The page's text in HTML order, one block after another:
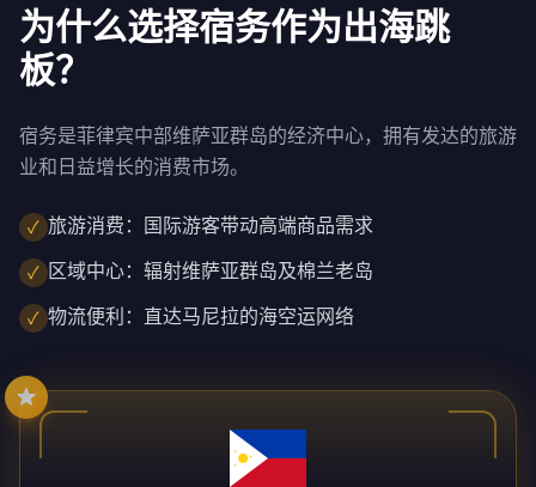
为什么选择宿务作为出海跳
板？
宿务是菲律宾中部维萨亚群岛的经济中心，拥有发达的旅游
业和日益增长的消费市场。
✓ 旅游消费：国际游客带动高端商品需求
✓ 区域中心：辐射维萨亚群岛及棉兰老岛
✓ 物流便利：直达马尼拉的海空运网络